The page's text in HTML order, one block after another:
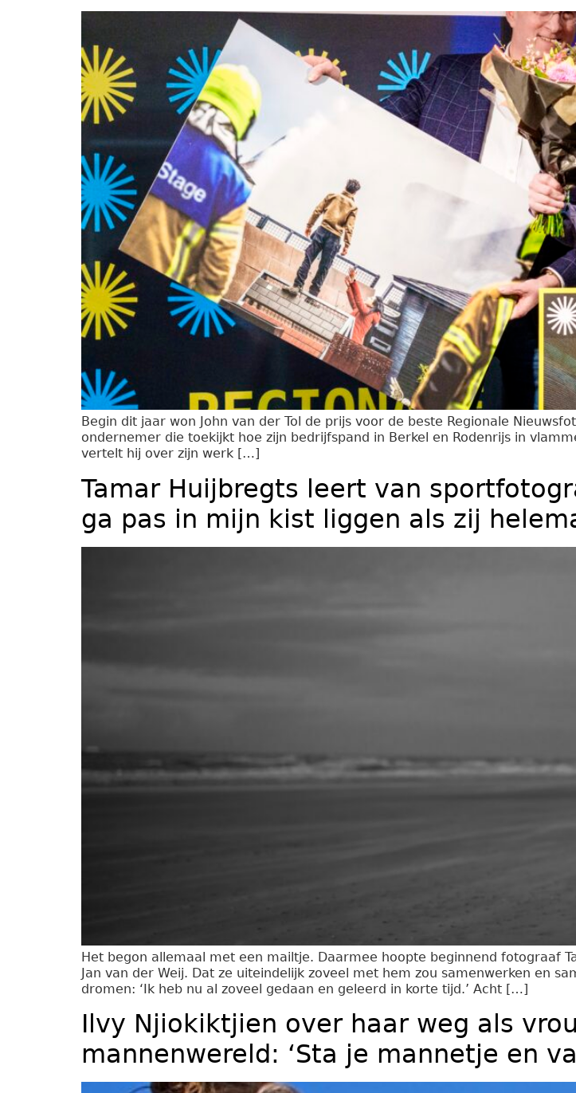
Begin dit jaar won John van der Tol de prijs voor de beste Regionale
ondernemer die toekijkt hoe zijn bedrijfspand in Berkel en Rodenrijs in
vertelt hij over zijn werk […]
Tamar Huijbregts leert van
ga pas in mijn kist liggen als zij
Het begon allemaal met een mailtje. Daarmee hoopte beginnend fotograaf
Jan van der Weij. Dat ze uiteindelijk zoveel met hem zou samenwerken en
dromen: ‘Ik heb nu al zoveel gedaan en geleerd in korte tijd.’ Acht […]
Ilvy Njiokiktjien over haar weg als
mannenwereld: ‘Sta je mannetje en